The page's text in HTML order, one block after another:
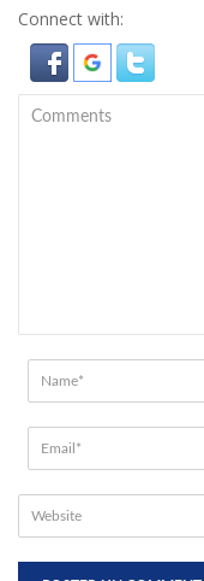
Connect with: